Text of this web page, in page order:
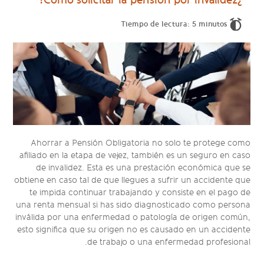
Tiempo de lectura: 5 minutos
Ahorrar a Pensión Obligatoria no solo te protege como
afiliado en la etapa de vejez, también es un seguro en caso
de invalidez. Esta es una prestación económica que se
obtiene en caso tal de que llegues a sufrir un accidente que
te impida continuar trabajando y consiste en el pago de
una renta mensual si has sido diagnosticado como persona
inválida por una enfermedad o patología de origen común,
esto significa que su origen no es causado en un accidente
de trabajo o una enfermedad profesional.